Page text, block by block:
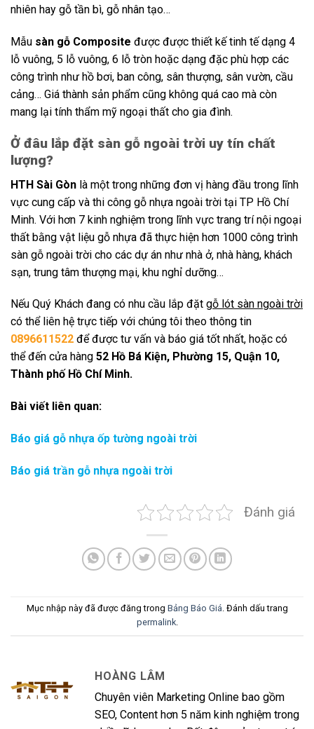
nhiên hay gỗ tần bì, gỗ nhân tạo…
Mẫu sàn gỗ Composite được được thiết kế tinh tế dạng 4
lỗ vuông, 5 lỗ vuông, 6 lỗ tròn hoặc dạng đặc phù hợp các
công trình như hồ bơi, ban công, sân thượng, sân vườn, cầu
cảng… Giá thành sản phẩm cũng không quá cao mà còn
mang lại tính thẩm mỹ ngoại thất cho gia đình.
Ở đâu lắp đặt sàn gỗ ngoài trời uy tín chất
lượng?
HTH Sài Gòn là một trong những đơn vị hàng đầu trong lĩnh
vực cung cấp và thi công gỗ nhựa ngoài trời tại TP Hồ Chí
Minh. Với hơn 7 kinh nghiệm trong lĩnh vực trang trí nội ngoại
thất bằng vật liệu gỗ nhựa đã thực hiện hơn 1000 công trình
sàn gỗ ngoài trời cho các dự án như nhà ở, nhà hàng, khách
sạn, trung tâm thượng mại, khu nghỉ dưỡng…
Nếu Quý Khách đang có nhu cầu lắp đặt gỗ lót sàn ngoài trời
có thể liên hệ trực tiếp với chúng tôi theo thông tin
0896611522 để được tư vấn và báo giá tốt nhất, hoặc có
thể đến cửa hàng 52 Hồ Bá Kiện, Phường 15, Quận 10,
Thành phố Hồ Chí Minh.
Bài viết liên quan:
Báo giá gỗ nhựa ốp tường ngoài trời
Báo giá trần gỗ nhựa ngoài trời
Đánh giá
Mục nhập này đã được đăng trong Bảng Báo Giá. Đánh dấu trang
permalink.
HOÀNG LÂM
Chuyên viên Marketing Online bao gồm
SEO, Content hơn 5 năm kinh nghiệm trong